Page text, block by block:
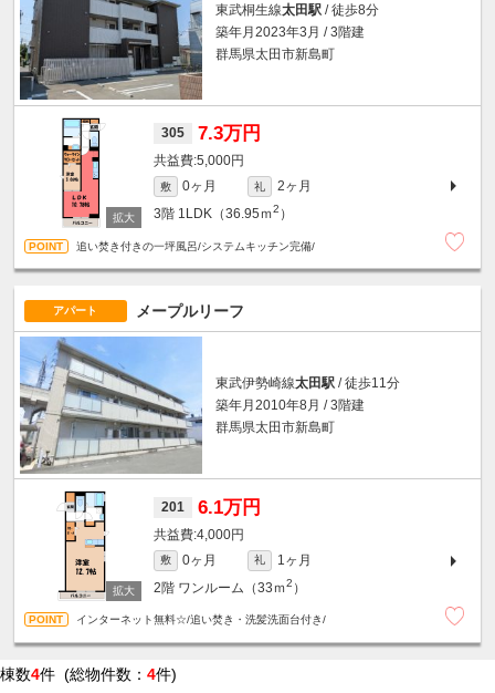
東武桐生線太田駅 / 徒歩8分
築年月2023年3月 / 3階建
群馬県太田市新島町
305 7.3万円
5,000円
敷 0ヶ月 礼
2ヶ月
3階 1LDK（36.95ｍ2 ）
追い焚き付きの一坪風呂/システムキッチン完備/
アパート メープルリーフ
東武伊勢崎線太田駅 / 徒歩11分
築年月2010年8月 / 3階建
群馬県太田市新島町
201 6.1万円
4,000円
敷 0ヶ月 礼
1ヶ月
2階 ワンルーム（33ｍ2 ）
インターネット無料☆/追い焚き・洗髪洗面台付き/
棟数4件 (総物件数： 4件)